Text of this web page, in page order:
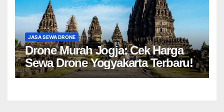
JASA SEWA DRONE
Drone Murah Jogja: Cek Harga
Sewa Drone Yogyakarta Terbaru!